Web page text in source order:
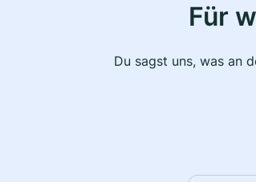
Für
Du sagst uns, was an